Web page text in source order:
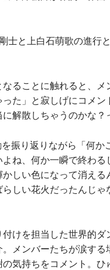
士と上白石萌歌の進行
ることに触れると、メ
た」と寂しげにコメ
解散しちゃうのかな？
振り返りながら「何か
ね、何か一瞬で終わ
しい色になって消え
しい花火だったんじ
けを担当した世界的ダ
。メンバーたちが涙す
気持ちをコメント。